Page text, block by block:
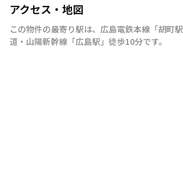
アクセス・地図
この物件の最寄り駅は、 広島電鉄本線 「胡町駅
道・山陽新幹線 「広島駅 」 徒歩10分です。